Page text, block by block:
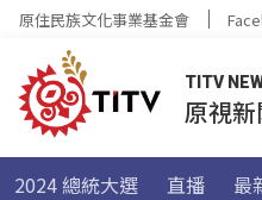
原住民族文化事業基金會
TITV
原視
2024 總統大選 直播 最